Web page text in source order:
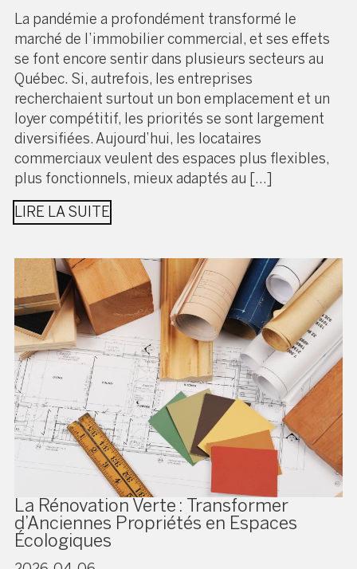
La pandémie a profondément transformé le
marché de l’immobilier commercial, et ses effets
se font encore sentir dans plusieurs secteurs au
Québec. Si, autrefois, les entreprises
recherchaient surtout un bon emplacement et un
loyer compétitif, les priorités se sont largement
diversifiées. Aujourd’hui, les locataires
commerciaux veulent des espaces plus flexibles,
plus fonctionnels, mieux adaptés au […]
LIRE LA SUITE
La Rénovation Verte : Transformer
d’Anciennes Propriétés en Espaces
Écologiques